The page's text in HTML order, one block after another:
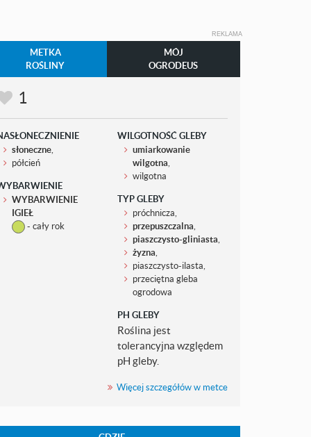
REKLAMA
METKA
ROŚLINY
MÓJ
OGRODEUS
1
słoneczne,
półcień
WYBARWIENIE
IGIEŁ
- cały rok
WILGOTNOŚĆ GLEBY
umiarkowanie
wilgotna
wilgotna
TYP GLEBY
próchnicza,
przepuszczalna
piaszczysto-gliniasta
żyzna
piaszczysto-ilasta,
przeciętna gleba
ogrodowa
PH GLEBY
Roślina jest
tolerancyjna względem
pH gleby.
Więcej szczegółów w metce